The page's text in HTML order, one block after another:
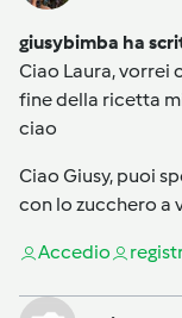
giusybimba ha
Ciao Laura, vorrei
fine della ricetta
ciao
Ciao Giusy, puoi
con lo zucchero a
Accedio